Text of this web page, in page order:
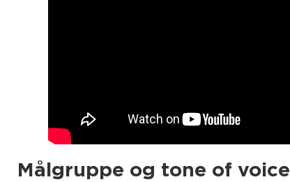
Målgruppe og tone of voice